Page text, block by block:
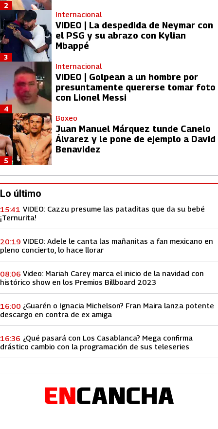
2
Internacional
VIDEO | La despedida de Neymar con
el PSG y su abrazo con Kylian
Mbappé
3
Internacional
VIDEO | Golpean a un hombre por
presuntamente quererse tomar foto
con Lionel Messi
4
Boxeo
Juan Manuel Márquez tunde Canelo
Álvarez y le pone de ejemplo a David
Benavidez
5
Lo último
VIDEO: Cazzu presume las pataditas que da su bebé
¡Ternurita!
15:41
VIDEO: Adele le canta las mañanitas a fan mexicano en
pleno concierto, lo hace llorar
20:19
Video: Mariah Carey marca el inicio de la navidad con
histórico show en los Premios Billboard 2023
08:06
¿Guarén o Ignacia Michelson? Fran Maira lanza potente
descargo en contra de ex amiga
16:00
¿Qué pasará con Los Casablanca? Mega confirma
drástico cambio con la programación de sus teleseries
16:36